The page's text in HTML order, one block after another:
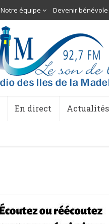
Notre équipe Devenir bénévole
En direct Actualités